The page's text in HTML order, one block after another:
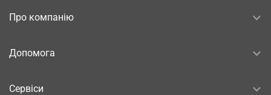
Про компанію
Допомога
Сервіси